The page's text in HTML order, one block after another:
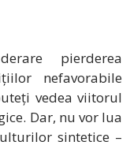
pierderea
nefavorabile
vedea viitorul
Dar, nu vor lua
sintetice –